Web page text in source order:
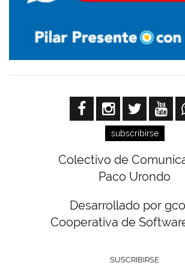
subscribirse
Colectivo de
Paco Urondo
Desarrollado por
Cooperativa de
SUSCRIBIRSE